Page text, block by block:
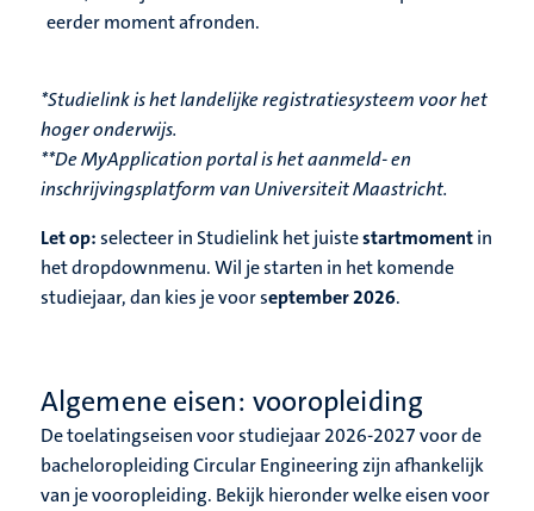
eerder moment afronden.
*Studielink is het landelijke registratiesysteem voor het
hoger onderwijs.
**De MyApplication portal is het aanmeld- en
inschrijvingsplatform van Universiteit Maastricht.
Let op:selecteer in Studielink het juistestartmomentin
het dropdownmenu. Wil je starten in het komende
studiejaar, dan kies je voor september 2026.
Algemene eisen: vooropleiding
De toelatingseisen voor studiejaar 2026-2027 voor de
bacheloropleiding Circular Engineering zijn afhankelijk
van je vooropleiding. Bekijk hieronder welke eisen voor